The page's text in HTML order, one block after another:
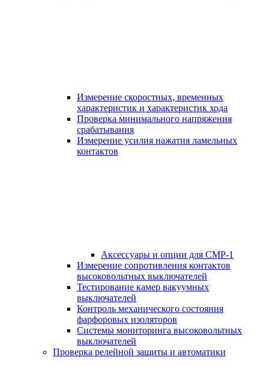
Измерение скоростных, временных
характеристик и характеристик хода
Проверка минимального напряжения
срабатывания
Измерение усилия нажатия ламельных
контактов
Аксессуары и опции для СМР-1
Измерение сопротивления контактов
высоковольтных выключателей
Тестирование камер вакуумных
выключателей
Контроль механического состояния
фарфоровых изоляторов
Системы мониторинга высоковольтных
выключателей
Проверка релейной защиты и автоматики